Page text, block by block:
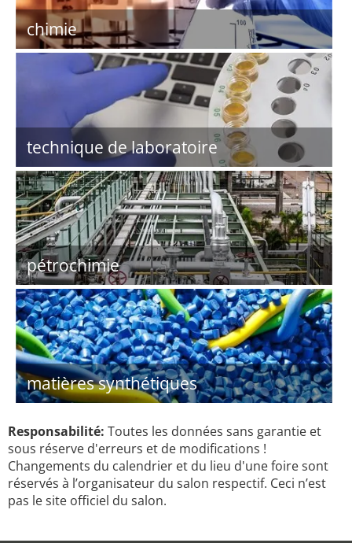
chimie
technique de laboratoire
pétrochimie
matières synthétiques
Responsabilité: Toutes les données sans garantie et
sous réserve d'erreurs et de modifications !
Changements du calendrier et du lieu d'une foire sont
réservés à l’organisateur du salon respectif. Ceci n’est
pas le site officiel du salon.